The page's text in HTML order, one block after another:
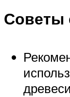
Советы